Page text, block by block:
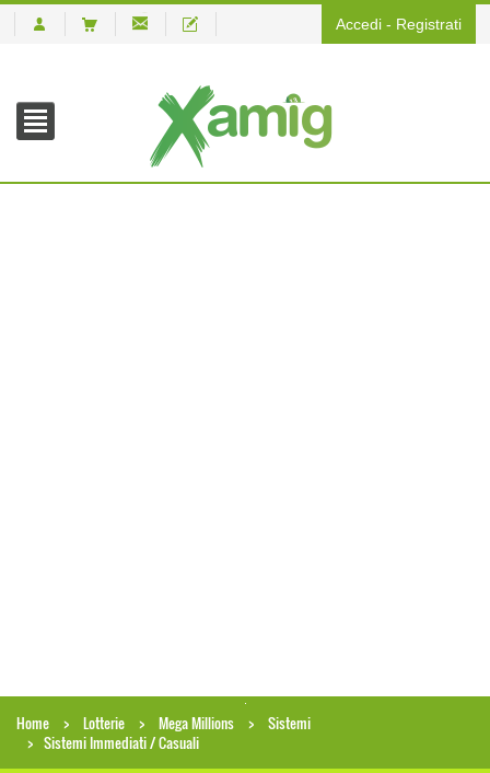
Accedi - Registrati
Home Lotterie Mega Millions
Sistemi
Sistemi Immediati / Casuali